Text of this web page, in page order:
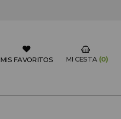
MI CESTA (0)
MIS FAVORITOS